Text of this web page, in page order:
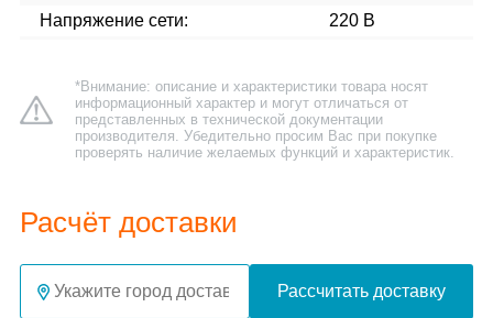
Напряжение сети:
220 В
*Внимание: описание и характеристики товара носят
информационный характер и могут отличаться от
представленных в технической документации
производителя. Убедительно просим Вас при покупке
проверять наличие желаемых функций и характеристик.
Расчёт доставки
Рассчитать доставку